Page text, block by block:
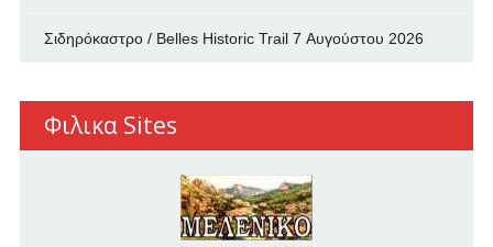
Σιδηρόκαστρο / Belles Historic Trail 7 Αυγούστου 2026
Φιλικα Sites